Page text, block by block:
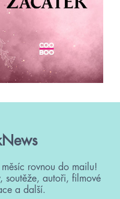
rovnou do mailu!
soutěže, autoři, filmové
a další.